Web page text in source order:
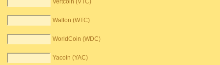
Vertcoin (VTC)
Walton (WTC)
WorldCoin (WDC)
Yacoin (YAC)